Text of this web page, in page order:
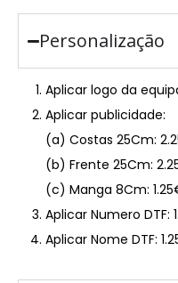
Personalização
Aplicar logo da
Aplicar publicidade:
(a) Costas 25Cm:
(b) Frente 25Cm:
(c) Manga 8Cm:
Aplicar Numero
Aplicar Nome DTF: